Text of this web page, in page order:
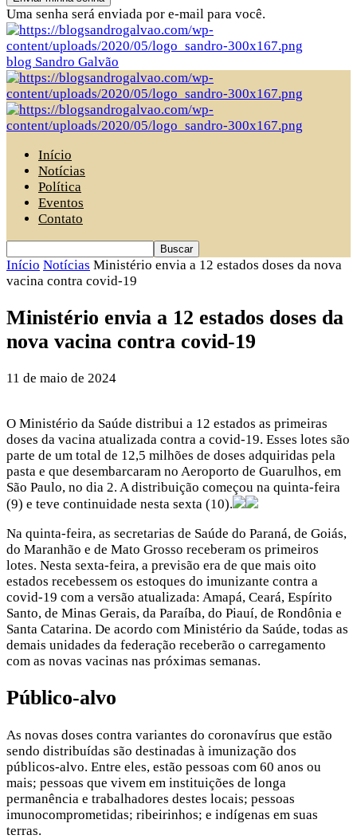
Uma senha será enviada por e-mail para você.
blog Sandro Galvão
Início
Notícias
Política
Eventos
Contato
Início Notícias Ministério envia a 12 estados doses da nova
vacina contra covid-19
Ministério envia a 12 estados doses da
nova vacina contra covid-19
11 de maio de 2024
O Ministério da Saúde distribui a 12 estados as primeiras
doses da vacina atualizada contra a covid-19. Esses lotes são
parte de um total de 12,5 milhões de doses adquiridas pela
pasta e que desembarcaram no Aeroporto de Guarulhos, em
São Paulo, no dia 2. A distribuição começou na quinta-feira
(9) e teve continuidade nesta sexta (10).
Na quinta-feira, as secretarias de Saúde do Paraná, de Goiás,
do Maranhão e de Mato Grosso receberam os primeiros
lotes. Nesta sexta-feira, a previsão era de que mais oito
estados recebessem os estoques do imunizante contra a
covid-19 com a versão atualizada: Amapá, Ceará, Espírito
Santo, de Minas Gerais, da Paraíba, do Piauí, de Rondônia e
Santa Catarina. De acordo com Ministério da Saúde, todas as
demais unidades da federação receberão o carregamento
com as novas vacinas nas próximas semanas.
Público-alvo
As novas doses contra variantes do coronavírus que estão
sendo distribuídas são destinadas à imunização dos
públicos-alvo. Entre eles, estão pessoas com 60 anos ou
mais; pessoas que vivem em instituições de longa
permanência e trabalhadores destes locais; pessoas
imunocomprometidas; ribeirinhos; e indígenas em suas
terras.